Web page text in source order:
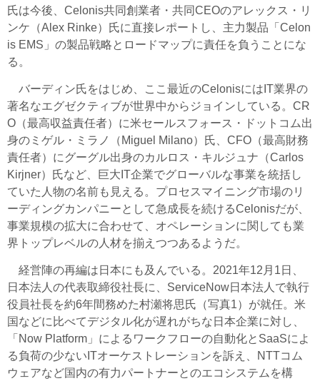
氏は今後、Celonis共同創業者・共同CEOのアレックス・リ
ンケ（Alex Rinke）氏に直接レポートし、主力製品「Celon
is EMS」の製品戦略とロードマップに責任を負うことにな
る。
バーディン氏をはじめ、ここ最近のCelonisにはIT業界の
著名なエグゼクティブが世界中からジョインしている。CR
O（最高収益責任者）に米セールスフォース・ドットコム出
身のミゲル・ミラノ（Miguel Milano）氏、CFO（最高財務
責任者）にグーグル出身のカルロス・キルジュナ（Carlos
Kirjner）氏など、巨大IT企業でグローバルな事業を統括し
ていた人物の名前も見える。プロセスマイニング市場のリ
ーディングカンパニーとして急成長を続けるCelonisだが、
事業規模の拡大に合わせて、オペレーションに関しても業
界トップレベルの人材を揃えつつあるようだ。
経営陣の再編は日本にも及んでいる。2021年12月1日、
日本法人の代表取締役社長に、ServiceNow日本法人で執行
役員社長を約6年間務めた村瀬将思氏（写真1）が就任。米
国などに比べてデジタル化が遅れがちな日本企業に対し、
「Now Platform」によるワークフローの自動化とSaaSによ
る負荷の少ないITオーケストレーションを訴え、NTTコム
ウェアなど国内の有力パートナーとのエコシステムを構